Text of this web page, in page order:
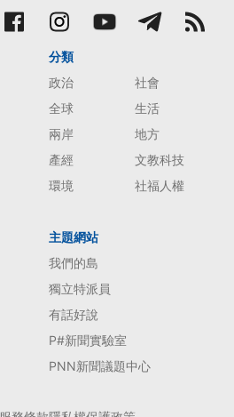
分類
政治
社會
全球
生活
兩岸
地方
產經
文教科技
環境
社福人權
主題網站
我們的島
獨立特派員
有話好說
P#新聞實驗室
PNN新聞議題中心